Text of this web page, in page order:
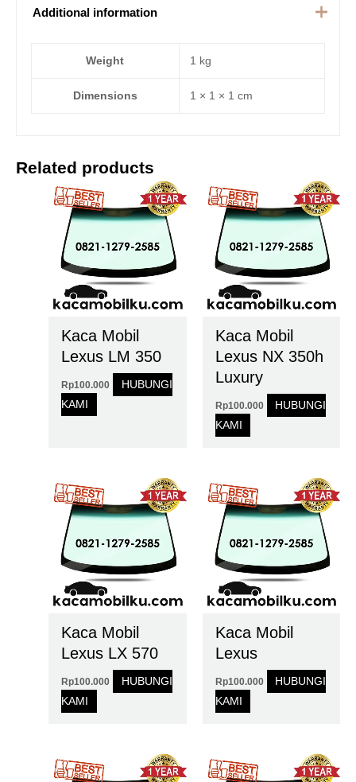
Additional information
Weight 1 kg
Dimensions 1 × 1 × 1 cm
Related products
Kaca Mobil
Lexus LM 350
Rp100.000
HUBUNGI
KAMI
Kaca Mobil
Lexus NX 350h
Luxury
Rp100.000
HUBUNGI
KAMI
Kaca Mobil
Lexus LX 570
Rp100.000
HUBUNGI
KAMI
Kaca Mobil
Lexus
Rp100.000
HUBUNGI
KAMI